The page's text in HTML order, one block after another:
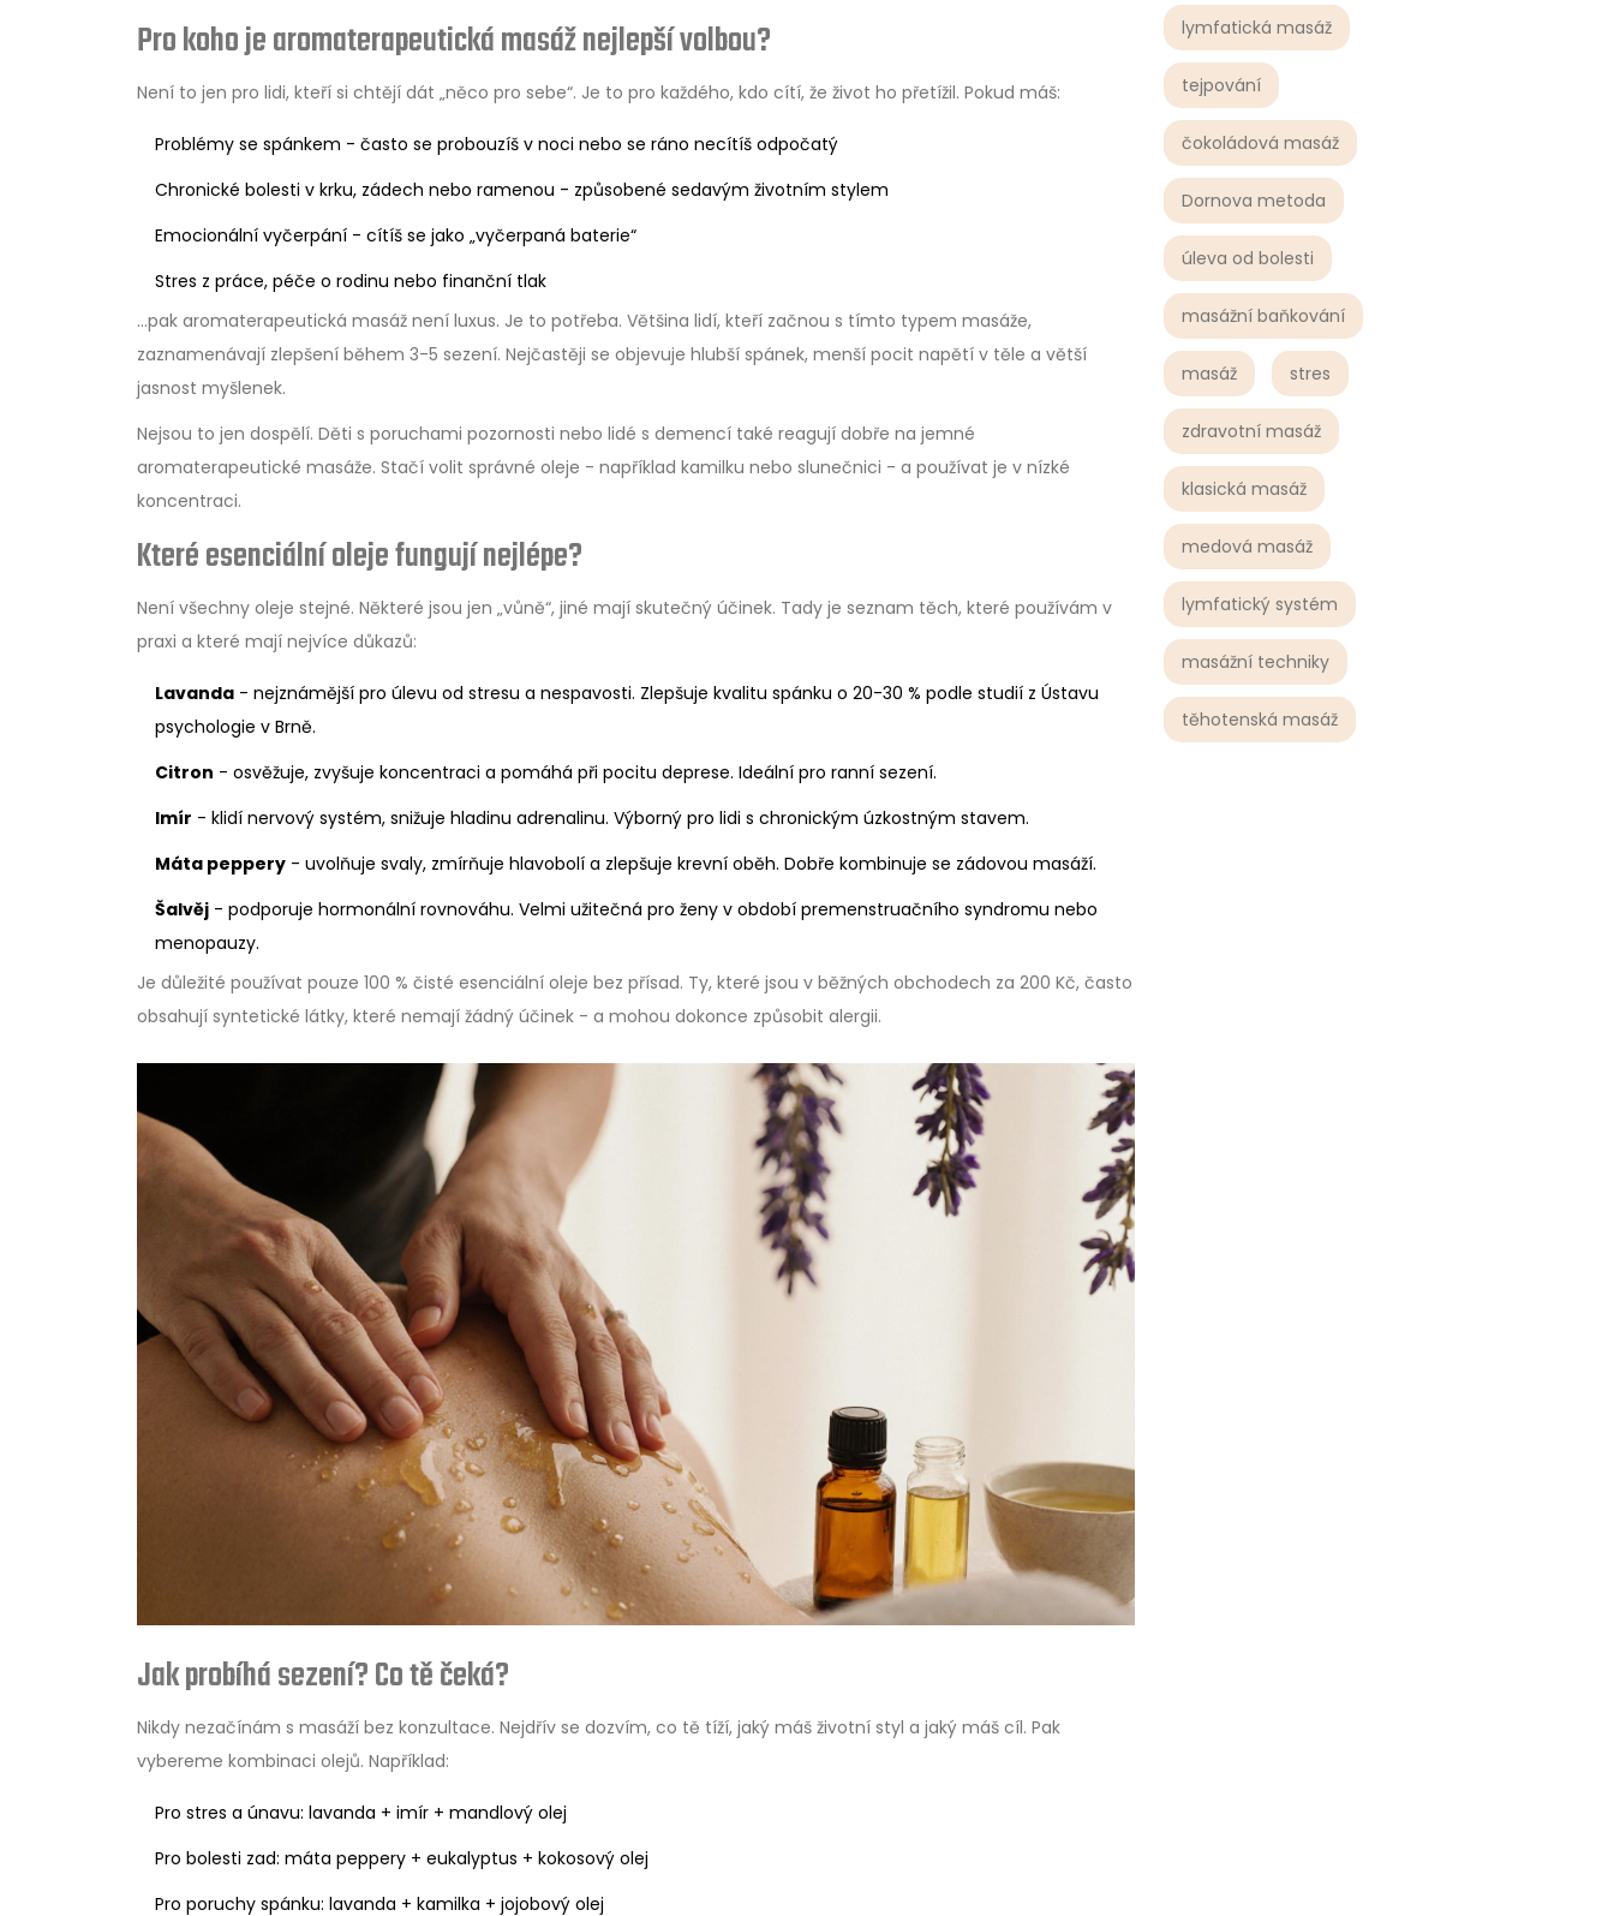
lymfatická masáž
tejpování
čokoládová masáž
Dornova metoda
úleva od bolesti
masážní baňkování
masáž stres
zdravotní masáž
klasická masáž
medová masáž
lymfatický systém
masážní techniky
těhotenská masáž
Pro koho je aromaterapeutická masáž nejlepší volbou?
Není to jen pro lidi, kteří si chtějí dát „něco pro sebe“. Je to pro každého, kdo cítí, že život ho přetížil. Pokud máš:
Problémy se spánkem - často se probouzíš v noci nebo se ráno necítíš odpočatý
Chronické bolesti v krku, zádech nebo ramenou - způsobené sedavým životním stylem
Emocionální vyčerpání - cítíš se jako „vyčerpaná baterie“
Stres z práce, péče o rodinu nebo finanční tlak
…pak aromaterapeutická masáž není luxus. Je to potřeba. Většina lidí, kteří začnou s tímto typem masáže,
zaznamenávají zlepšení během 3-5 sezení. Nejčastěji se objevuje hlubší spánek, menší pocit napětí v těle a větší
jasnost myšlenek.
Nejsou to jen dospělí. Děti s poruchami pozornosti nebo lidé s demencí také reagují dobře na jemné
aromaterapeutické masáže. Stačí volit správné oleje - například kamilku nebo slunečnici - a používat je v nízké
koncentraci.
Které esenciální oleje fungují nejlépe?
Není všechny oleje stejné. Některé jsou jen „vůně“, jiné mají skutečný účinek. Tady je seznam těch, které používám v
praxi a které mají nejvíce důkazů:
Lavanda - nejznámější pro úlevu od stresu a nespavosti. Zlepšuje kvalitu spánku o 20-30 % podle studií z Ústavu
psychologie v Brně.
Citron - osvěžuje, zvyšuje koncentraci a pomáhá při pocitu deprese. Ideální pro ranní sezení.
Imír - klidí nervový systém, snižuje hladinu adrenalinu. Výborný pro lidi s chronickým úzkostným stavem.
Máta peppery - uvolňuje svaly, zmírňuje hlavobolí a zlepšuje krevní oběh. Dobře kombinuje se zádovou masáží.
Šalvěj - podporuje hormonální rovnováhu. Velmi užitečná pro ženy v období premenstruačního syndromu nebo
menopauzy.
Je důležité používat pouze 100 % čisté esenciální oleje bez přísad. Ty, které jsou v běžných obchodech za 200 Kč, často
obsahují syntetické látky, které nemají žádný účinek - a mohou dokonce způsobit alergii.
Jak probíhá sezení? Co tě čeká?
Nikdy nezačínám s masáží bez konzultace. Nejdřív se dozvím, co tě tíží, jaký máš životní styl a jaký máš cíl. Pak
vybereme kombinaci olejů. Například:
Pro stres a únavu: lavanda + imír + mandlový olej
Pro bolesti zad: máta peppery + eukalyptus + kokosový olej
Pro poruchy spánku: lavanda + kamilka + jojobový olej